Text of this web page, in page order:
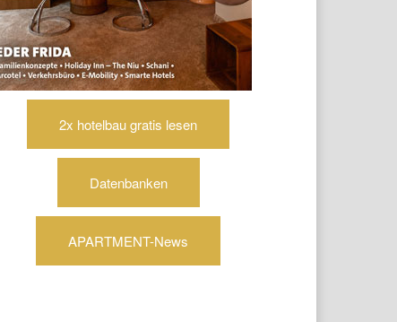
2x hotelbau gratis lesen
Datenbanken
APARTMENT-News